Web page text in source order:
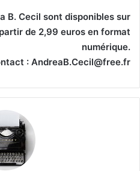
B. Cecil sont disponibles sur
de 2,99 euros en format
numérique.
: AndreaB.Cecil@free.fr